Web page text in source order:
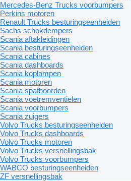
Mercedes-Benz Trucks voorbumpers
Perkins motoren
Renault Trucks besturingseenheiden
Sachs schokdempers
Scania aftakleidingen
Scania besturingseenheiden
Scania cabines
Scania dashboards
Scania koplampen
Scania motoren
Scania spatboorden
Scania voetremventielen
Scania voorbumpers
Scania zuigers
Volvo Trucks besturingseenheiden
Volvo Trucks dashboards
Volvo Trucks motoren
Volvo Trucks versnellingsbak
Volvo Trucks voorbumpers
WABCO besturingseenheiden
ZF versnellingsbak